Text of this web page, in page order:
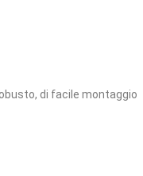
di facile montaggio